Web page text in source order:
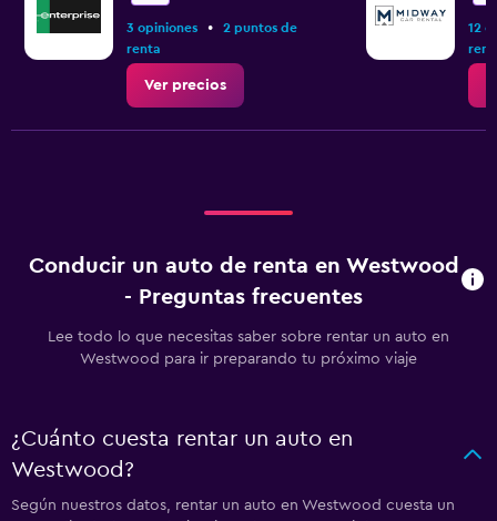
3 opiniones •
2 puntos de
renta
Ver precios
12
Conducir un auto de renta en Westwood
- Preguntas frecuentes
Lee todo lo que necesitas saber sobre rentar un auto en
Westwood para ir preparando tu próximo viaje
¿Cuánto cuesta rentar un auto en
Westwood?
Según nuestros datos, rentar un auto en Westwood cuesta un